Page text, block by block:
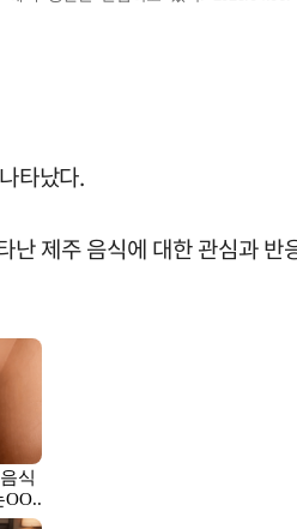
타났다.
제주 음식에 대한 관심과 반